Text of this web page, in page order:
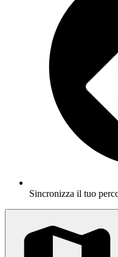
Sincronizza il tuo